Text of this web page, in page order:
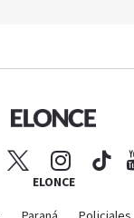
ELONCE